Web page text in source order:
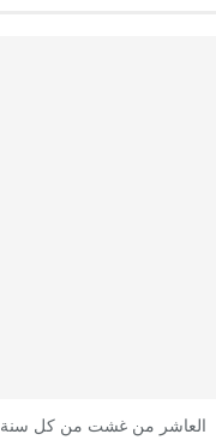
العاشر من غشت من كل